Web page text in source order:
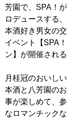
芳園で、SPA！
ロデュースする、
本酒好き男女の
イベント【SPA
ン】が開催される
月桂冠のおいしい
本酒と八芳園の
事が楽しめて、
なロマンチック